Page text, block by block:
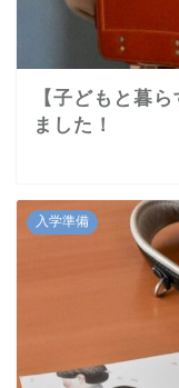
【子どもと暮
ました！
入学準備